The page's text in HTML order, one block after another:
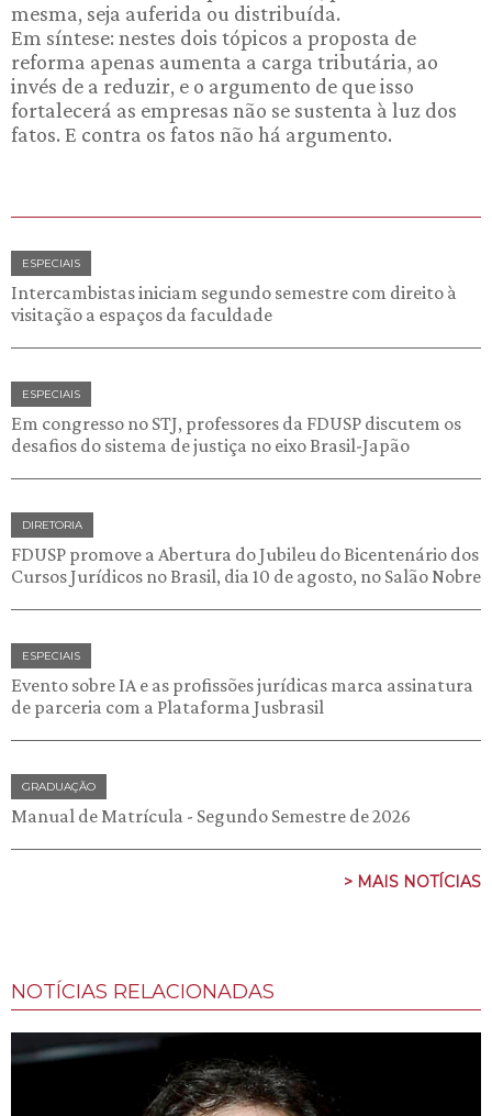
mesma, seja auferida ou distribuída.
Em síntese: nestes dois tópicos a proposta de
reforma apenas aumenta a carga tributária, ao
invés de a reduzir, e o argumento de que isso
fortalecerá as empresas não se sustenta à luz dos
fatos. E contra os fatos não há argumento.
ESPECIAIS
Intercambistas iniciam segundo semestre com direito à
visitação a espaços da faculdade
ESPECIAIS
Em congresso no STJ, professores da FDUSP discutem os
desafios do sistema de justiça no eixo Brasil-Japão
DIRETORIA
FDUSP promove a Abertura do Jubileu do Bicentenário dos
Cursos Jurídicos no Brasil, dia 10 de agosto, no Salão Nobre
ESPECIAIS
Evento sobre IA e as profissões jurídicas marca assinatura
de parceria com a Plataforma Jusbrasil
GRADUAÇÃO
Manual de Matrícula - Segundo Semestre de 2026
> MAIS NOTÍCIAS
NOTÍCIAS RELACIONADAS